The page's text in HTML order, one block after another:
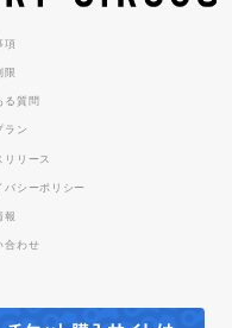
項
限
る質問
ラン
リリース
バシーポリシー
報
合わせ